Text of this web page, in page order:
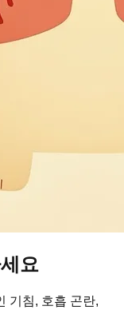
요
기침, 호흡 곤란,